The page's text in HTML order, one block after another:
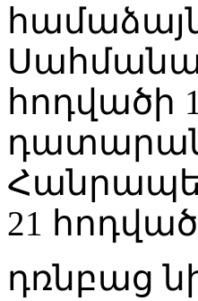
հոդվածի
21
դռնբաց